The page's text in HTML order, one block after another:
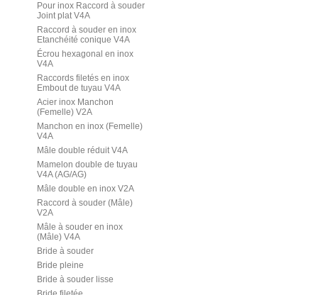
Pour inox Raccord à souder
Joint plat V4A
Raccord à souder en inox
Etanchéité conique V4A
Écrou hexagonal en inox
V4A
Raccords filetés en inox
Embout de tuyau V4A
Acier inox Manchon
(Femelle) V2A
Manchon en inox (Femelle)
V4A
Mâle double réduit V4A
Mamelon double de tuyau
V4A (AG/AG)
Mâle double en inox V2A
Raccord à souder (Mâle)
V2A
Mâle à souder en inox
(Mâle) V4A
Bride à souder
Bride pleine
Bride à souder lisse